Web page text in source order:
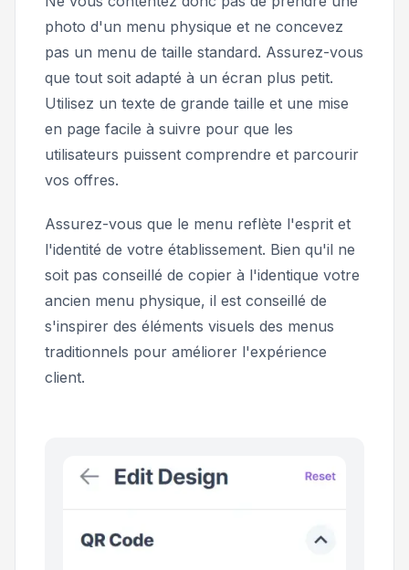
photo d'un menu physique et ne concevez
pas un menu de taille standard. Assurez-vous
que tout soit adapté à un écran plus petit.
Utilisez un texte de grande taille et une mise
en page facile à suivre pour que les
utilisateurs puissent comprendre et parcourir
vos offres.
Assurez-vous que le menu reflète l'esprit et
l'identité de votre établissement. Bien qu'il ne
soit pas conseillé de copier à l'identique votre
ancien menu physique, il est conseillé de
s'inspirer des éléments visuels des menus
traditionnels pour améliorer l'expérience
client.